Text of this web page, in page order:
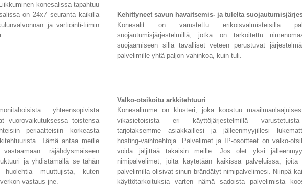
konesalissa tapahtuu
on 24x7 seuranta kaikilla
ja vartiointi-tiimin
Kehittyneet savun havaitsemis- ja tulelta
Konesalit on varustettu erikoisvalmisteisilla
suojautumisjärjestelmillä, jotka on tarkoitettu
suojaamiseen sillä tavalliset veteen perustuvat
palvelimille yhtä paljon vahinkoa, kuin tuli.
yhteensopivista
vuorovaikutuksessa toistensa
periaatteisiin korkeasta
Tämä antaa meille
räjähdysmäiseen
ja yhdistämällä se tähän
muuttujista, kuten
vastaus jne.
Valko-otsikoitu arkkitehtuuri
Konesalimme on klusteri, joka koostuu
vikasietoisista eri käyttöjärjestelmillä
tarjotaksemme asiakkaillesi ja jälleenmyyjillesi
hosting-vaihtoehtoja. Palvelimet ja IP-osoitteet on valko-
voida jäljittää takaisin meille. Jos olet yksi
nimipalvelimet, joita käytetään kaikissa palveluissa, joita
palvelimilla olisivat sinun brändätyt nimipalvelimesi. Niinpä
käyttötarkoituksia varten nämä sadoista palvelimista